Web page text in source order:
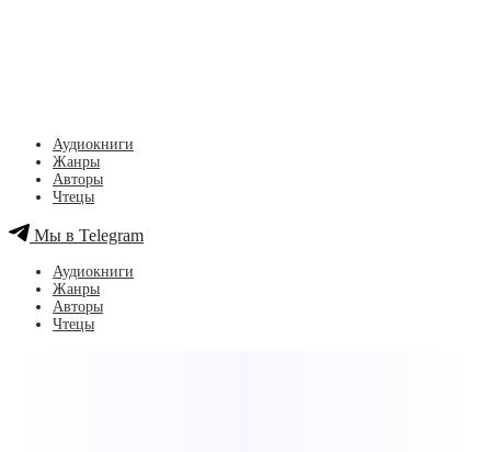
Аудиокниги
Жанры
Авторы
Чтецы
Мы в Telegram
Аудиокниги
Жанры
Авторы
Чтецы